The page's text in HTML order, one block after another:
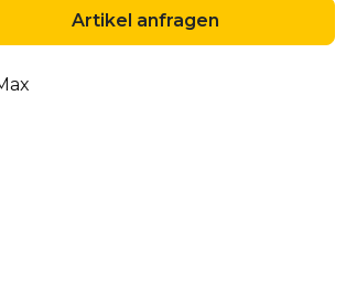
Artikel anfragen